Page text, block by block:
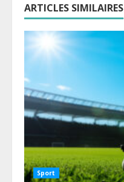
ARTICLES SIMILAIRES
Sport